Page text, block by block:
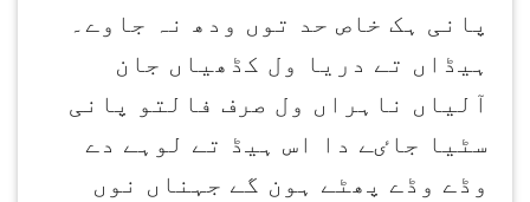
پانی ہک خاص حد توں ودھ نہ جاوے۔
ہیڈاں تے دریا ول کڈھیاں جان
آلیاں ناہراں ول صرف فالتو پانی
سٹیا جاٸے دا اس ہیڈ تے لوہے دے
وڈے وڈے پھٹے ہون گے جہناں نوں